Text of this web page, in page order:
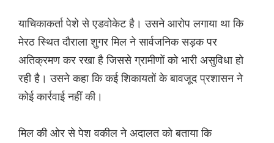
याचिकाकर्ता पेशे से एडवोकेट है। उसने आरोप लगाया था कि
मेरठ स्थित दौराला शुगर मिल ने सार्वजनिक सड़क पर
अतिक्रमण कर रखा है जिससे ग्रामीणों को भारी असुविधा हो
रही है। उसने कहा कि कई शिकायतों के बावजूद प्रशासन ने
कोई कार्रवाई नहीं की।
मिल की ओर से पेश वकील ने अदालत को बताया कि